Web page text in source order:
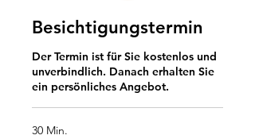
Besichtigungstermin
Der Termin ist für Sie kostenlos und
unverbindlich. Danach erhalten Sie
ein persönliches Angebot.
30 Min.